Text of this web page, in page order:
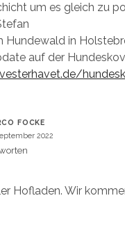
um es gleich zu
Hundewald in
auf der
FOCKE
2022
Hofladen. Wir